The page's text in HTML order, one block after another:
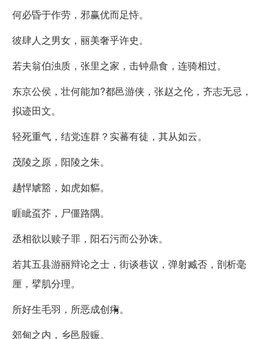
何必昏于作劳，邪赢优而足恃。
彼肆人之男女，丽美奢乎许史。
若夫翁伯浊质，张里之家，击钟鼎食，连骑相过。
东京公侯，壮何能加?都邑游侠，张赵之伦，齐志无忌，
拟迹田文。
轻死重气，结党连群？实蕃有徒，其从如云。
茂陵之原，阳陵之朱。
趫悍虓豁，如虎如貙。
睚眦虿芥，尸僵路隅。
丞相欲以赎子罪，阳石污而公孙诛。
若其五县游丽辩论之士，街谈巷议，弹射臧否，剖析毫
厘，擘肌分理。
所好生毛羽，所恶成创痏。
郊甸之内，乡邑殷赈。